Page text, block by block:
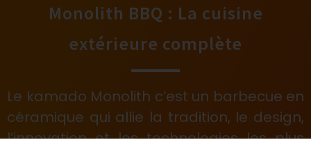
Monolith BBQ : La cuisine
extérieure complète
Le kamado Monolith c’est un barbecue en
céramique qui allie la tradition, le design,
l’innovation et les technologies les plus